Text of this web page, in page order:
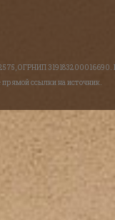
ОГРНИП 319183200016690.
прямой ссылки на источник.